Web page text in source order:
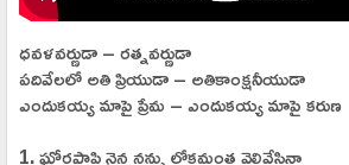
ధవళవర్ణుడా – రత్నవర్ణుడా
పదివేలలో అతి ప్రియుడా – అతికాంక్షనీయుడా
ఎందుకయ్య మాపై ప్రేమ – ఎందుకయ్య మాపై కరుణ
1. ఘోరపాపి నైన నన్ను లోకమంత వెలివేసినా